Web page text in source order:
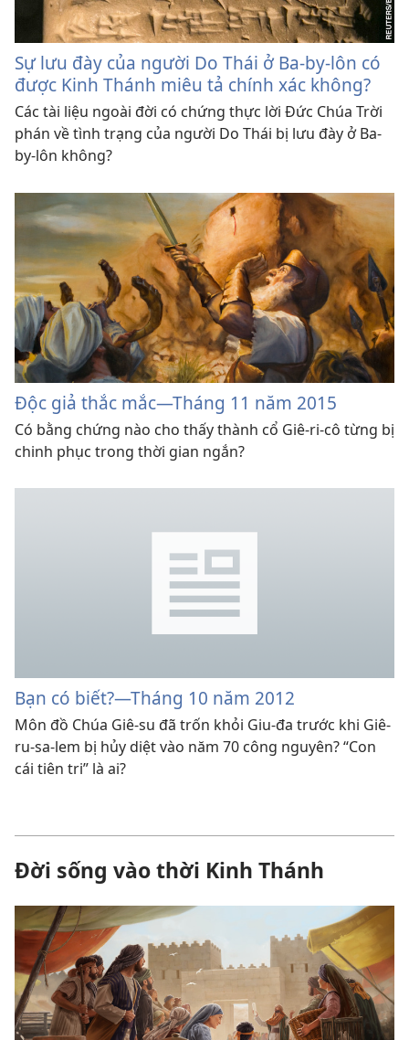
Sự lưu đày của người Do Thái ở Ba-by-lôn có
được Kinh Thánh miêu tả chính xác không?
Các tài liệu ngoài đời có chứng thực lời Đức Chúa Trời
phán về tình trạng của người Do Thái bị lưu đày ở Ba-
by-lôn không?
Độc giả thắc mắc—Tháng 11 năm 2015
Có bằng chứng nào cho thấy thành cổ Giê-ri-cô từng bị
chinh phục trong thời gian ngắn?
Bạn có biết?—Tháng 10 năm 2012
Môn đồ Chúa Giê-su đã trốn khỏi Giu-đa trước khi Giê-
ru-sa-lem bị hủy diệt vào năm 70 công nguyên? “Con
cái tiên tri” là ai?
Đời sống vào thời Kinh Thánh